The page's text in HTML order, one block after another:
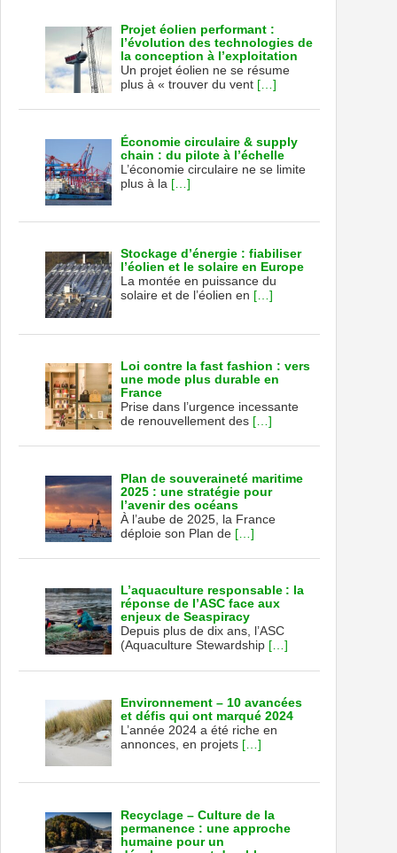
Projet éolien performant :
l’évolution des technologies de
la conception à l’exploitation
Un projet éolien ne se résume
plus à « trouver du vent […]
Économie circulaire & supply
chain : du pilote à l’échelle
L’économie circulaire ne se limite
plus à la […]
Stockage d’énergie : fiabiliser
l’éolien et le solaire en Europe
La montée en puissance du
solaire et de l’éolien en […]
Loi contre la fast fashion : vers
une mode plus durable en
France
Prise dans l’urgence incessante
de renouvellement des […]
Plan de souveraineté maritime
2025 : une stratégie pour
l’avenir des océans
À l’aube de 2025, la France
déploie son Plan de […]
L’aquaculture responsable : la
réponse de l’ASC face aux
enjeux de Seaspiracy
Depuis plus de dix ans, l’ASC
(Aquaculture Stewardship […]
Environnement – 10 avancées
et défis qui ont marqué 2024
L’année 2024 a été riche en
annonces, en projets […]
Recyclage – Culture de la
permanence : une approche
humaine pour un